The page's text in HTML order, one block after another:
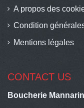
A propos des
Condition
Mentions légales
CONTACT US
Boucherie